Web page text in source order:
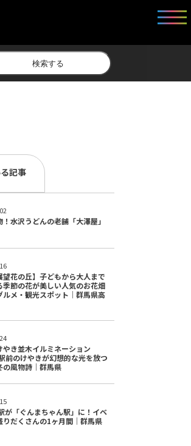
検索する
記事
水沢うどんの老舗「大澤屋」
望花の丘】子どもから大人まで
季節の花が美しい人気のお花畑
ルメ・観光スポット｜群馬県高
やき並木イルミネーション
前のけやきが幻想的な光を放つ
の風物詩｜群馬県
が「ぐんまちゃん駅」に！イベ
りだくさんの1ヶ月間｜群馬県